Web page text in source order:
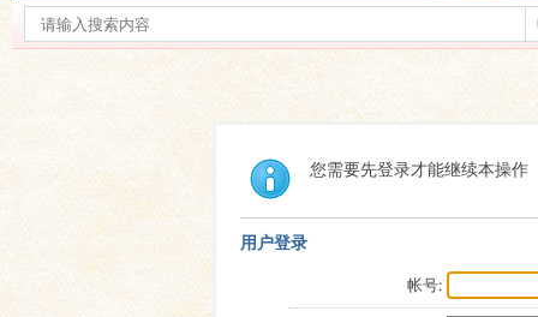
您需要先登录才能继续本操作
用户登录
帐号: